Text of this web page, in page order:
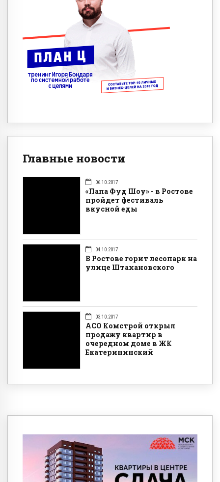
Главные новости
06.10.2017
«Папа Фуд Шоу» - в Ростове
пройдет фестиваль
вкусной еды
04.10.2017
В Ростове горит лесопарк на
улице Штахановского
03.10.2017
АСО Комстрой открыл
продажу квартир в
очередном доме в ЖК
Екатерининский